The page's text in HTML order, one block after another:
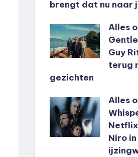
brengt dat nu naar
Alles
Guy
terug
gezichten
Alles
Niro